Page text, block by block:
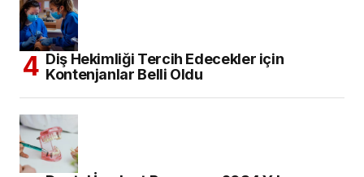
Diş Hekimliği Tercih Edecekler için
Kontenjanlar Belli Oldu